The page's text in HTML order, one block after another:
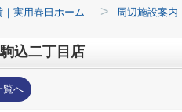
実用春日ホーム > 周辺施設案内
込二丁目店
覧へ